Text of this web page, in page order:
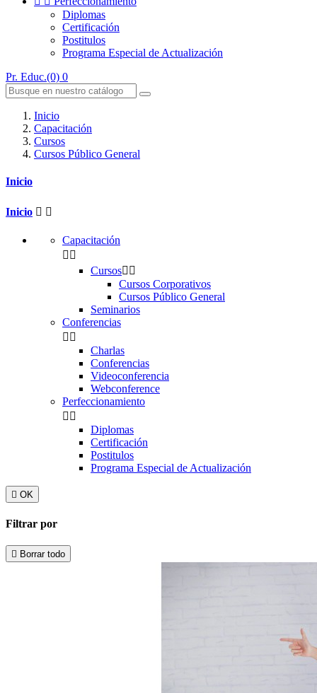
Diplomas
Certificación
Postitulos
Programa Especial de Actualización
Pr. Educ.(0) 0
Inicio
Capacitación
Cursos
Cursos Público General
Inicio
Inicio  
Capacitación
 
Cursos 
Cursos Corporativos
Cursos Público General
Seminarios
Conferencias
 
Charlas
Conferencias
Videoconferencia
Webconference
Perfeccionamiento
 
Diplomas
Certificación
Postitulos
Programa Especial de Actualización
 OK
Filtrar por
 Borrar todo